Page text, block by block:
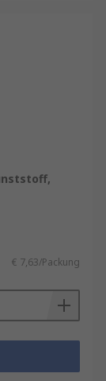
€ 7,63/Packung